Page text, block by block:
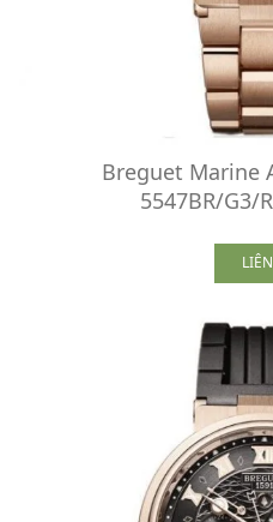
Breguet Marine
5547BR/G3/